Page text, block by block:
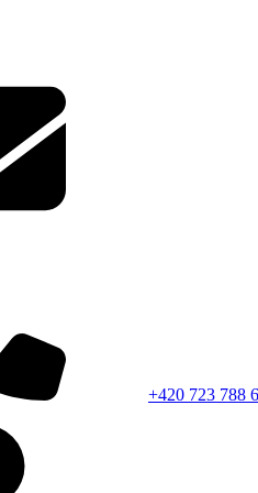
+420 723 788